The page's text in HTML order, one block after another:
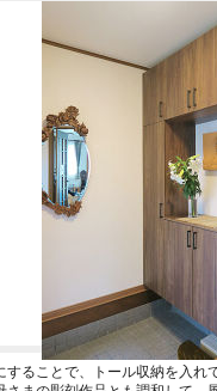
することで、トール収納を入れ